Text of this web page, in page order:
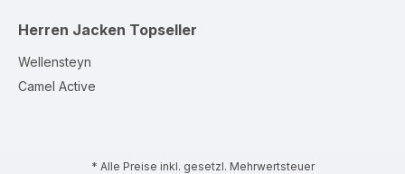
Herren Jacken Topseller
Wellensteyn
Camel Active
* Alle Preise inkl. gesetzl. Mehrwertsteuer